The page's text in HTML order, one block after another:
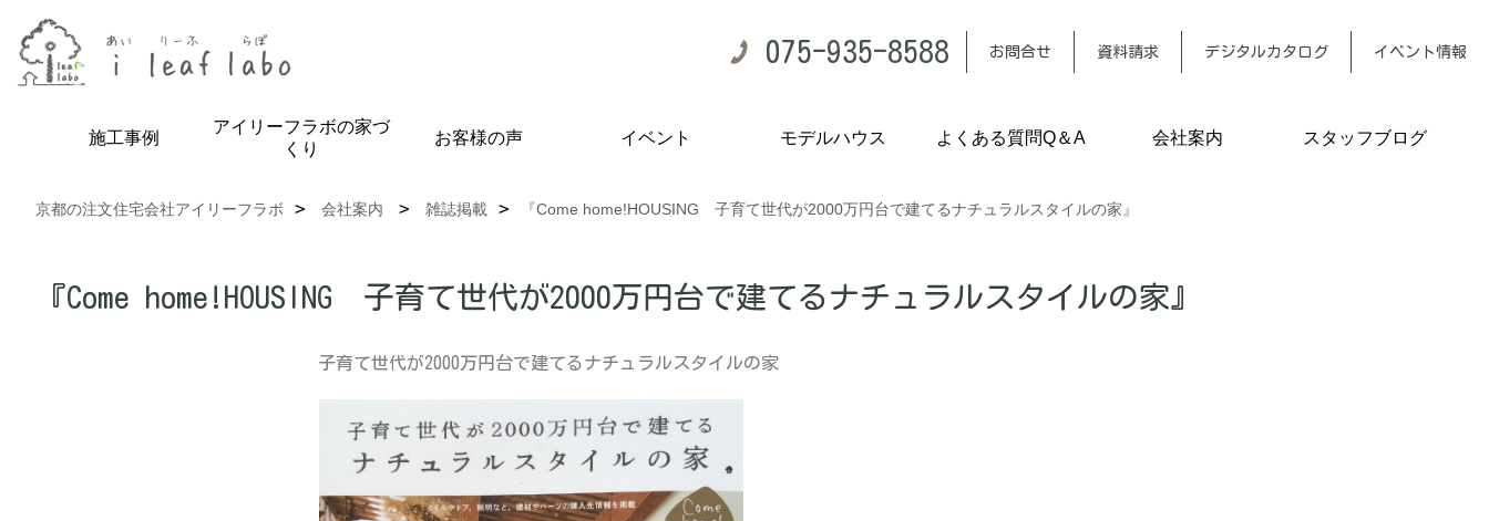
075-935-8588 お問合せ 資料請求 デジタルカタログ イベント情報
施工事例
アイリーフラボの家づ
くり
お客様の声 イベント モデルハウス よくある質問Q＆A 会社案内 スタッフブログ
京都の注文住宅会社アイリーフラボ 会社案内 雑誌掲載 『Come home!HOUSING 子育て世代が2000万円台で建てるナチュラルスタイルの家』
『Come home!HOUSING 子育て世代が2000万円台で建てるナチュラルスタイルの家』
子育て世代が2000万円台で建てるナチュラルスタイルの家